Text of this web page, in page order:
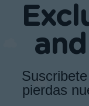
pierdas